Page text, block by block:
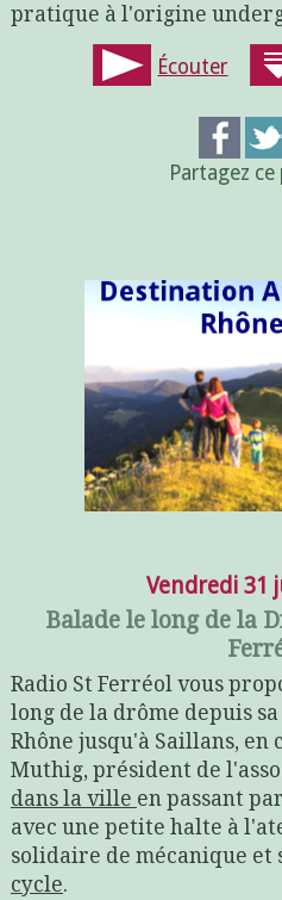
pratique à l'origine
Écouter
Partagez
Vendredi 31
Balade le long de la
Radio St Ferréol vous
long de la drôme depuis
Rhône jusqu'à Saillans, en
Muthig, président de
dans la ville en passant par
avec une petite halte à
solidaire de mécanique et
cycle.